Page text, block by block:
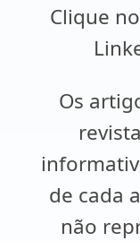
Clique
Os
de cada
não